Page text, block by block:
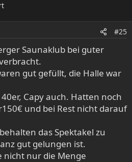
#25
Saunaklub bei guter
gut gefüllt, die Halle war
Capy auch. Hatten noch
und bei Rest nicht darauf
das Spektakel zu
gut gelungen ist.
nicht nur die Menge